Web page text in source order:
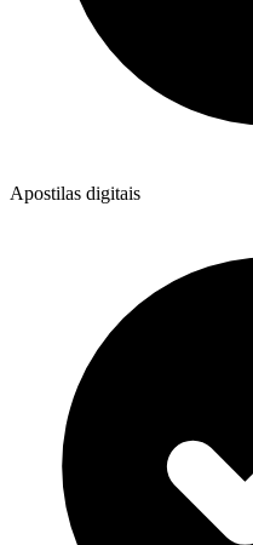
Apostilas digitais